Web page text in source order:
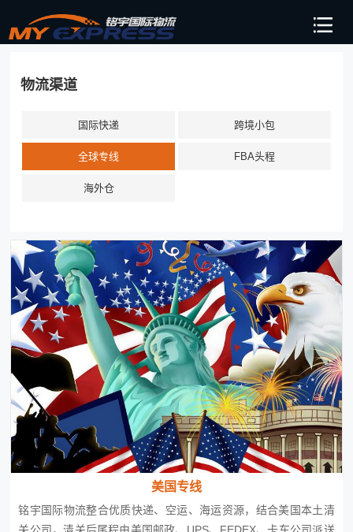
物流渠道
国际快递 跨境小包
全球专线 FBA头程
海外仓
美国专线
铭宇国际物流整合优质快递、空运、海运资源，结合美国本土清